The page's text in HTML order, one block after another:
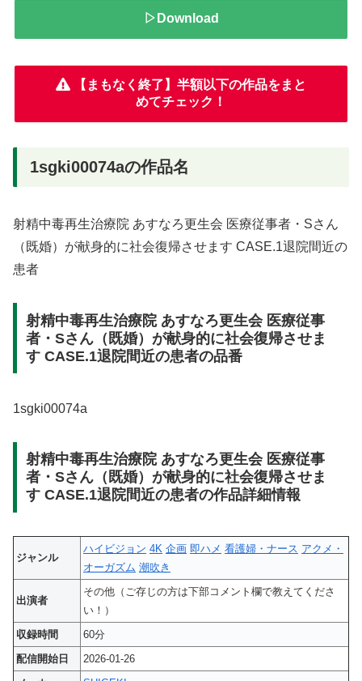
▷Download
【まもなく終了】半額以下の作品をまと
めてチェック！
1sgki00074aの作品名
射精中毒再生治療院 あすなろ更生会 医療従事者・Sさん
（既婚）が献身的に社会復帰させます CASE.1退院間近の
患者
射精中毒再生治療院 あすなろ更生会 医療従事
者・Sさん（既婚）が献身的に社会復帰させま
す CASE.1退院間近の患者の品番
1sgki00074a
射精中毒再生治療院 あすなろ更生会 医療従事
者・Sさん（既婚）が献身的に社会復帰させま
す CASE.1退院間近の患者の作品詳細情報
ジャンル
ハイビジョン 4K 企画 即ハメ 看護婦・ナース アクメ・
オーガズム 潮吹き
出演者
その他（ご存じの方は下部コメント欄で教えてくださ
い！）
収録時間
60分
配信開始日
2026-01-26